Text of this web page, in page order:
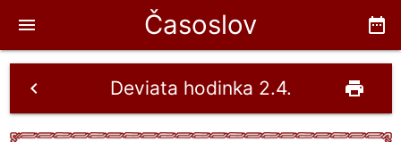
Časoslov date_range
menu
Deviata hodinka 2.4.
chevron_left print